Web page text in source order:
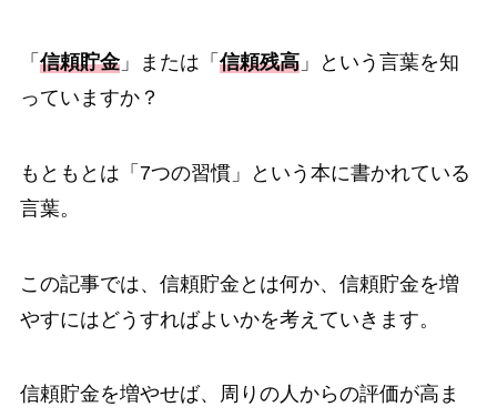
「 信頼貯金」または「 信頼残高」という言葉を知
っていますか？
もともとは「7つの習慣」という本に書かれている
言葉。
この記事では、信頼貯金とは何か、信頼貯金を増
やすにはどうすればよいかを考えていきます。
信頼貯金を増やせば、周りの人からの評価が高ま